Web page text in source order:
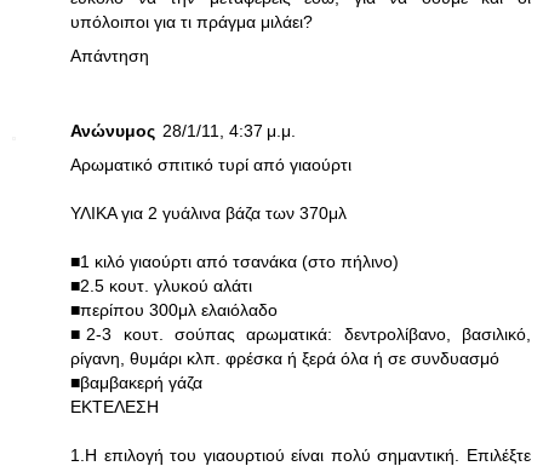
υπόλοιποι για τι πράγμα μιλάει?
Απάντηση
Ανώνυμος 28/1/11, 4:37 μ.μ.
Αρωματικό σπιτικό τυρί από γιαούρτι
ΥΛΙΚΑ για 2 γυάλινα βάζα των 370μλ
■1 κιλό γιαούρτι από τσανάκα (στο πήλινο)
■2.5 κουτ. γλυκού αλάτι
■περίπου 300μλ ελαιόλαδο
■2-3 κουτ. σούπας αρωματικά: δεντρολίβανο, βασιλικό,
ρίγανη, θυμάρι κλπ. φρέσκα ή ξερά όλα ή σε συνδυασμό
■βαμβακερή γάζα
ΕΚΤΕΛΕΣΗ
1.Η επιλογή του γιαουρτιού είναι πολύ σημαντική. Επιλέξτε